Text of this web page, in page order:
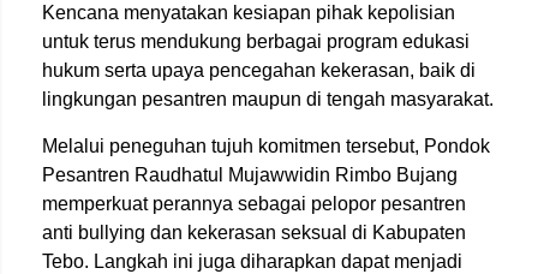
Kencana menyatakan kesiapan pihak kepolisian
untuk terus mendukung berbagai program edukasi
hukum serta upaya pencegahan kekerasan, baik di
lingkungan pesantren maupun di tengah masyarakat.
Melalui peneguhan tujuh komitmen tersebut, Pondok
Pesantren Raudhatul Mujawwidin Rimbo Bujang
memperkuat perannya sebagai pelopor pesantren
anti bullying dan kekerasan seksual di Kabupaten
Tebo. Langkah ini juga diharapkan dapat menjadi